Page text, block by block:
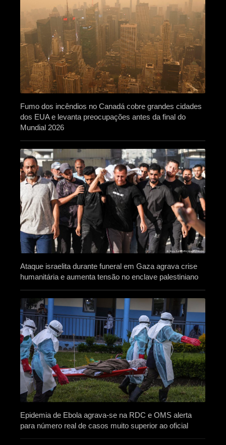
Fumo dos incêndios no Canadá cobre grandes cidades
dos EUA e levanta preocupações antes da final do
Mundial 2026
Ataque israelita durante funeral em Gaza agrava crise
humanitária e aumenta tensão no enclave palestiniano
Epidemia de Ebola agrava-se na RDC e OMS alerta
para número real de casos muito superior ao oficial